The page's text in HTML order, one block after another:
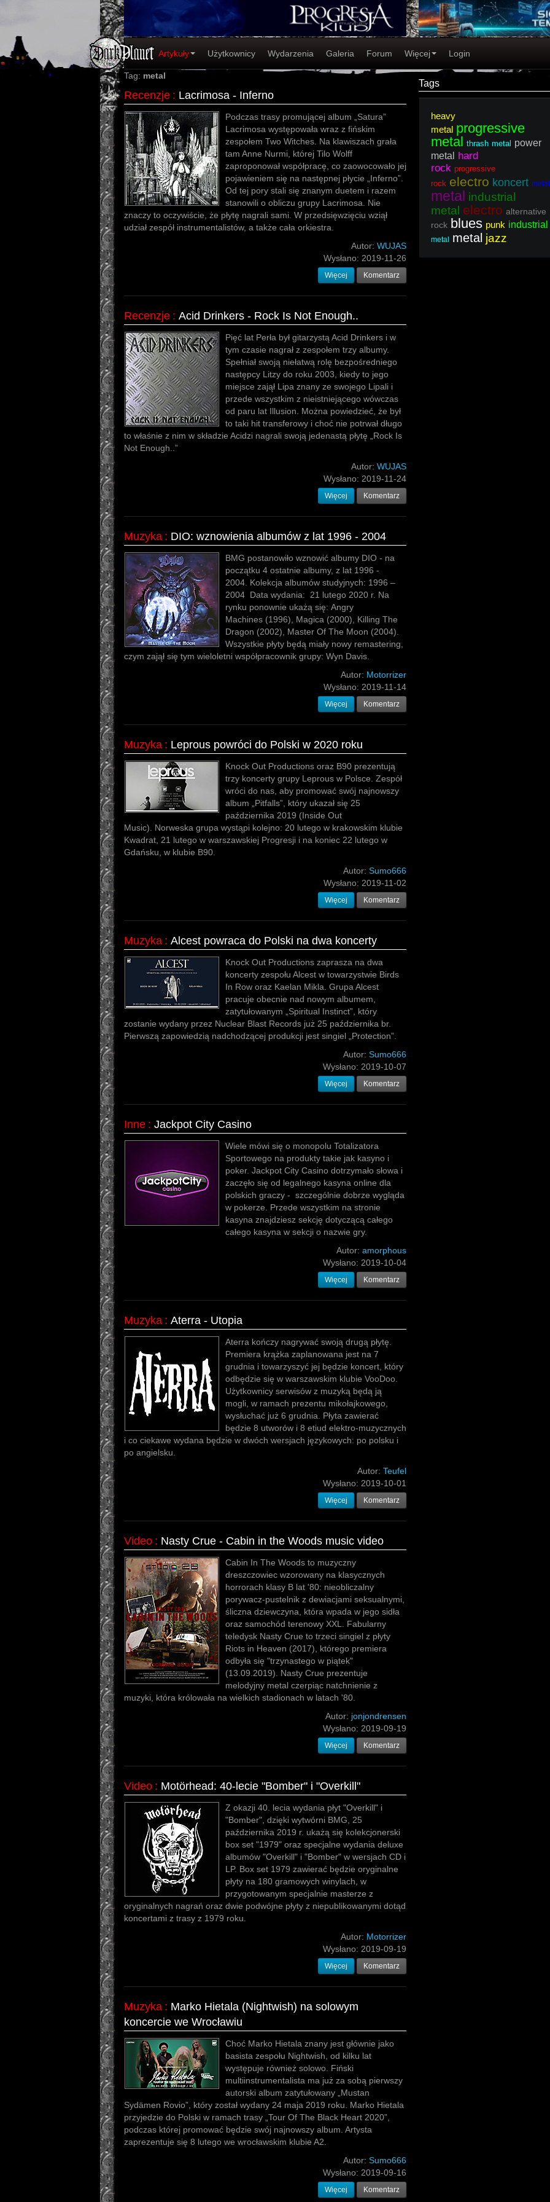
Artykuły Użytkownicy Wydarzenia Galeria Forum Więcej Login
Tag: metal
Recenzje : Lacrimosa - Inferno
Podczas trasy promującej album „Satura”
Lacrimosa występowała wraz z fińskim
zespołem Two Witches. Na klawiszach grała
tam Anne Nurmi, której Tilo Wolff
zaproponował współpracę, co zaowocowało jej
pojawieniem się na następnej płycie „Inferno”.
Od tej pory stali się znanym duetem i razem
stanowili o obliczu grupy Lacrimosa. Nie
znaczy to oczywiście, że płytę nagrali sami. W przedsięwzięciu wziął
udział zespół instrumentalistów, a także cała orkiestra.
Autor: WUJAS
Wysłano: 2019-11-26
Więcej Komentarz
Recenzje : Acid Drinkers - Rock Is Not Enough..
Pięć lat Perła był gitarzystą Acid Drinkers i w
tym czasie nagrał z zespołem trzy albumy.
Spełniał swoją niełatwą rolę bezpośredniego
następcy Litzy do roku 2003, kiedy to jego
miejsce zajął Lipa znany ze swojego Lipali i
przede wszystkim z nieistniejącego wówczas
od paru lat Illusion. Można powiedzieć, że był
to taki hit transferowy i choć nie potrwał długo
to właśnie z nim w składzie Acidzi nagrali swoją jedenastą płytę „Rock Is
Not Enough..”
Autor: WUJAS
Wysłano: 2019-11-24
Więcej Komentarz
Muzyka : DIO: wznowienia albumów z lat 1996 - 2004
BMG postanowiło wznowić albumy DIO - na
początku 4 ostatnie albumy, z lat 1996 -
2004. Kolekcja albumów studyjnych: 1996 –
2004 Data wydania: 21 lutego 2020 r. Na
rynku ponownie ukażą się: Angry
Machines (1996), Magica (2000), Killing The
Dragon (2002), Master Of The Moon (2004).
Wszystkie płyty będą miały nowy remastering,
czym zajął się tym wieloletni współpracownik grupy: Wyn Davis.
Autor: Motorrizer
Wysłano: 2019-11-14
Więcej Komentarz
Muzyka : Leprous powróci do Polski w 2020 roku
Knock Out Productions oraz B90 prezentują
trzy koncerty grupy Leprous w Polsce. Zespół
wróci do nas, aby promować swój najnowszy
album „Pitfalls”, który ukazał się 25
października 2019 (Inside Out
Music). Norweska grupa wystąpi kolejno: 20 lutego w krakowskim klubie
Kwadrat, 21 lutego w warszawskiej Progresji i na koniec 22 lutego w
Gdańsku, w klubie B90.
Autor: Sumo666
Wysłano: 2019-11-02
Więcej Komentarz
Muzyka : Alcest powraca do Polski na dwa koncerty
Knock Out Productions zaprasza na dwa
koncerty zespołu Alcest w towarzystwie Birds
In Row oraz Kaelan Mikla. Grupa Alcest
pracuje obecnie nad nowym albumem,
zatytułowanym „Spiritual Instinct”, który
zostanie wydany przez Nuclear Blast Records już 25 października br.
Pierwszą zapowiedzią nadchodzącej produkcji jest singiel „Protection”.
Autor: Sumo666
Wysłano: 2019-10-07
Więcej Komentarz
Inne : Jackpot City Casino
Wiele mówi się o monopolu Totalizatora
Sportowego na produkty takie jak kasyno i
poker. Jackpot City Casino dotrzymało słowa i
zaczęło się od legalnego kasyna online dla
polskich graczy - szczególnie dobrze wygląda
w pokerze. Przede wszystkim na stronie
kasyna znajdziesz sekcję dotyczącą całego
całego kasyna w sekcji o nazwie gry.
Autor: amorphous
Wysłano: 2019-10-04
Więcej Komentarz
Muzyka : Aterra - Utopia
Aterra kończy nagrywać swoją drugą płytę.
Premiera krążka zaplanowana jest na 7
grudnia i towarzyszyć jej będzie koncert, który
odbędzie się w warszawskim klubie VooDoo.
Użytkownicy serwisów z muzyką będą ją
mogli, w ramach prezentu mikołajkowego,
wysłuchać już 6 grudnia. Płyta zawierać
będzie 8 utworów i 8 etiud elektro-muzycznych
i co ciekawe wydana będzie w dwóch wersjach językowych: po polsku i
po angielsku.
Autor: Teufel
Wysłano: 2019-10-01
Więcej Komentarz
Video : Nasty Crue - Cabin in the Woods music video
Cabin In The Woods to muzyczny
dreszczowiec wzorowany na klasycznych
horrorach klasy B lat '80: nieobliczalny
porywacz-pustelnik z dewiacjami seksualnymi,
śliczna dziewczyna, która wpada w jego sidła
oraz samochód terenowy XXL. Fabularny
teledysk Nasty Crue to trzeci singiel z płyty
Riots in Heaven (2017), którego premiera
odbyła się "trzynastego w piątek"
(13.09.2019). Nasty Crue prezentuje
melodyjny metal czerpiąc natchnienie z
muzyki, która królowała na wielkich stadionach w latach '80.
Autor: jonjondrensen
Wysłano: 2019-09-19
Więcej Komentarz
Video : Motörhead: 40-lecie "Bomber" i "Overkill"
Z okazji 40. lecia wydania płyt "Overkill" i
"Bomber", dzięki wytwórni BMG, 25
października 2019 r. ukażą się kolekcjonerski
box set "1979" oraz specjalne wydania deluxe
albumów "Overkill" i "Bomber" w wersjach CD i
LP. Box set 1979 zawierać będzie oryginalne
płyty na 180 gramowych winylach, w
przygotowanym specjalnie masterze z
oryginalnych nagrań oraz dwie podwójne płyty z niepublikowanymi dotąd
koncertami z trasy z 1979 roku.
Autor: Motorrizer
Wysłano: 2019-09-19
Więcej Komentarz
Muzyka : Marko Hietala (Nightwish) na solowym
koncercie we Wrocławiu
Choć Marko Hietala znany jest głównie jako
basista zespołu Nightwish, od kilku lat
występuje również solowo. Fiński
multiinstrumentalista ma już za sobą pierwszy
autorski album zatytułowany „Mustan
Sydämen Rovio”, który został wydany 24 maja 2019 roku. Marko Hietala
przyjedzie do Polski w ramach trasy „Tour Of The Black Heart 2020”,
podczas której promować będzie swój najnowszy album. Artysta
zaprezentuje się 8 lutego we wrocławskim klubie A2.
Autor: Sumo666
Wysłano: 2019-09-16
Więcej Komentarz
Tags
heavy
metal progressive
metal thrash metal power
metal
hard
rock progressive
rock electro koncert metal
metal industrial
metal electro alternative
rock blues punk industrial
metal metal jazz